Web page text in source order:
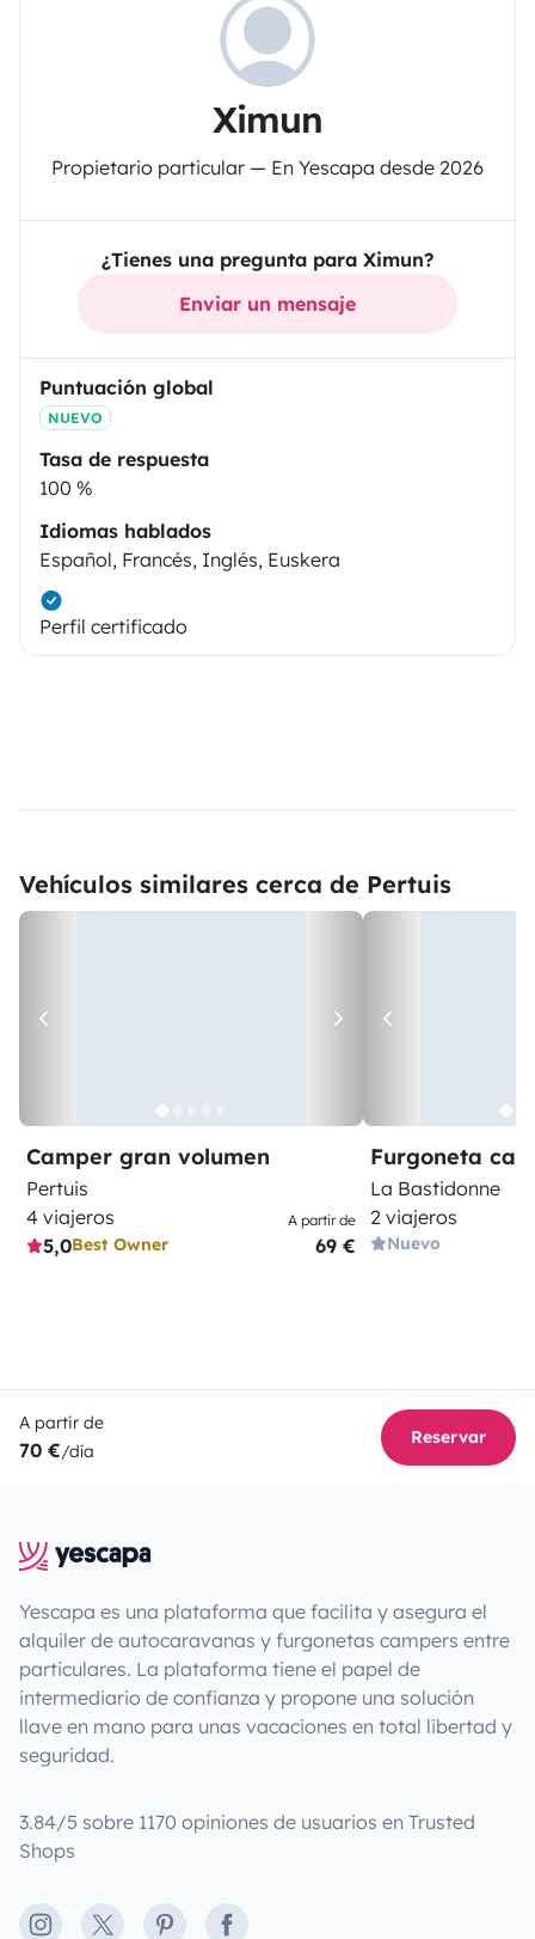
Ximun
Propietario particular — En Yescapa desde 2026
¿Tienes una pregunta para Ximun?
Enviar un mensaje
Puntuación global
NUEVO
Tasa de respuesta
100 %
Idiomas hablados
Español, Francés, Inglés, Euskera
Perfil certificado
Vehículos similares cerca de Pertuis
Camper gran volumen
Pertuis
4 viajeros
5,0Best Owner
A partir de
69 €
Furgoneta
La Bastidonne
2 viajeros
Nuevo
A partir de
70 €/día
Reservar
Yescapa es una plataforma que facilita y asegura el
alquiler de autocaravanas y furgonetas campers entre
particulares. La plataforma tiene el papel de
intermediario de confianza y propone una solución
llave en mano para unas vacaciones en total libertad y
seguridad.
3.84/5 sobre 1170 opiniones de usuarios en Trusted
Shops
Instagram
X PinterestFacebook